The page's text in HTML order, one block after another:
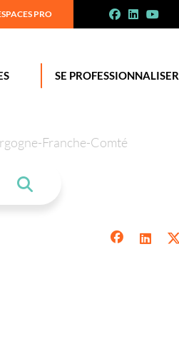
PRO
SE PROFESSIONNALISER
Franche-Comté